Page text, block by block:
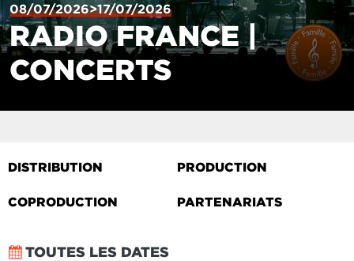
08/07/2026>17/07/2026
RADIO FRANCE |
CONCERTS
DISTRIBUTION PRODUCTION
COPRODUCTION PARTENARIATS
TOUTES LES DATES